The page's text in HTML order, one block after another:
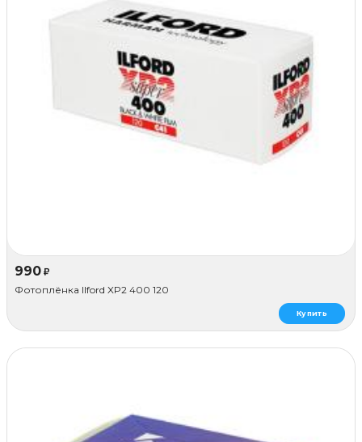
990 ₽
Фотоплёнка Ilford XP2 400 120
Купить